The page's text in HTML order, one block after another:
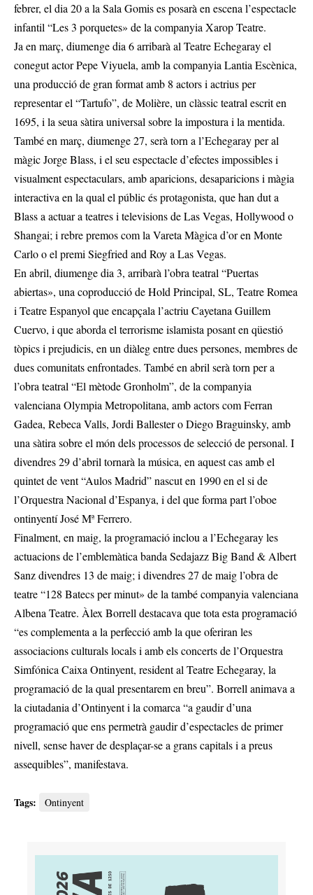
febrer, el dia 20 a la Sala Gomis es posarà en escena l’espectacle
infantil “Les 3 porquetes» de la companyia Xarop Teatre.
Ja en març, diumenge dia 6 arribarà al Teatre Echegaray el
conegut actor Pepe Viyuela, amb la companyia Lantia Escènica,
una producció de gran format amb 8 actors i actrius per
representar el “Tartufo”, de Molière, un clàssic teatral escrit en
1695, i la seua sàtira universal sobre la impostura i la mentida.
També en març, diumenge 27, serà torn a l’Echegaray per al
màgic Jorge Blass, i el seu espectacle d’efectes impossibles i
visualment espectaculars, amb aparicions, desaparicions i màgia
interactiva en la qual el públic és protagonista, que han dut a
Blass a actuar a teatres i televisions de Las Vegas, Hollywood o
Shangai; i rebre premos com la Vareta Màgica d’or en Monte
Carlo o el premi Siegfried and Roy a Las Vegas.
En abril, diumenge dia 3, arribarà l’obra teatral “Puertas
abiertas», una coproducció de Hold Principal, SL, Teatre Romea
i Teatre Espanyol que encapçala l’actriu Cayetana Guillem
Cuervo, i que aborda el terrorisme islamista posant en qüestió
tòpics i prejudicis, en un diàleg entre dues persones, membres de
dues comunitats enfrontades. També en abril serà torn per a
l’obra teatral “El mètode Gronholm”, de la companyia
valenciana Olympia Metropolitana, amb actors com Ferran
Gadea, Rebeca Valls, Jordi Ballester o Diego Braguinsky, amb
una sàtira sobre el món dels processos de selecció de personal. I
divendres 29 d’abril tornarà la música, en aquest cas amb el
quintet de vent “Aulos Madrid” nascut en 1990 en el si de
l’Orquestra Nacional d’Espanya, i del que forma part l’oboe
ontinyentí José Mª Ferrero.
Finalment, en maig, la programació inclou a l’Echegaray les
actuacions de l’emblemàtica banda Sedajazz Big Band & Albert
Sanz divendres 13 de maig; i divendres 27 de maig l’obra de
teatre “128 Batecs per minut» de la també companyia valenciana
Albena Teatre. Àlex Borrell destacava que tota esta programació
“es complementa a la perfecció amb la que oferiran les
associacions culturals locals i amb els concerts de l’Orquestra
Simfónica Caixa Ontinyent, resident al Teatre Echegaray, la
programació de la qual presentarem en breu”. Borrell animava a
la ciutadania d’Ontinyent i la comarca “a gaudir d’una
programació que ens permetrà gaudir d’espectacles de primer
nivell, sense haver de desplaçar-se a grans capitals i a preus
assequibles”, manifestava.
Tags: Ontinyent